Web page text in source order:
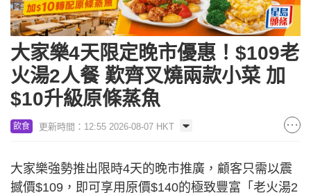
大家樂4天限定晚市優惠！$109老
火湯2人餐 歎齊叉燒兩款小菜 加
$10升級原條蒸魚
飲食 更新時間：12:55 2026-08-07 HKT
大家樂強勢推出限時4天的晚市推廣，顧客只需以震
撼價$109，即可享用原價$140的極致豐富「老火湯2